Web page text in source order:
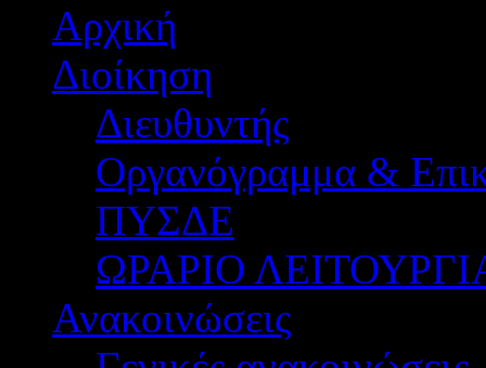
Αρχική
Διοίκηση
Διευθυντής
Οργανόγραμμα &
ΠΥΣΔΕ
ΩΡΑΡΙΟ
Ανακοινώσεις